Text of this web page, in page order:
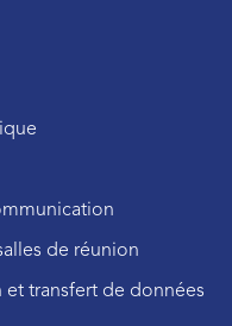
de réunion
transfert de données